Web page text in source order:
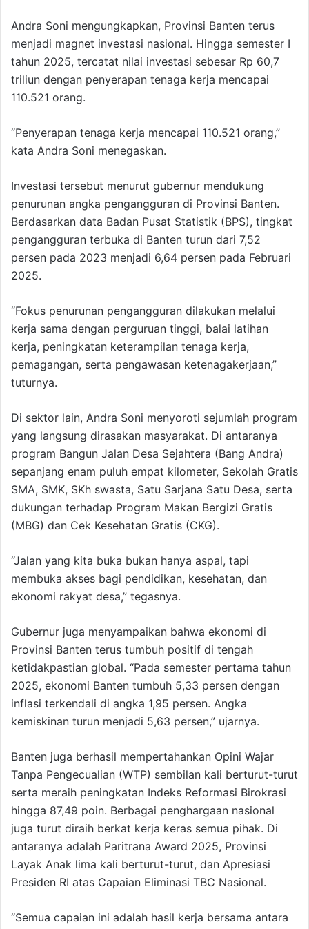
Andra Soni mengungkapkan, Provinsi Banten terus
menjadi magnet investasi nasional. Hingga semester I
tahun 2025, tercatat nilai investasi sebesar Rp 60,7
triliun dengan penyerapan tenaga kerja mencapai
110.521 orang.
“Penyerapan tenaga kerja mencapai 110.521 orang,”
kata Andra Soni menegaskan.
Investasi tersebut menurut gubernur mendukung
penurunan angka pengangguran di Provinsi Banten.
Berdasarkan data Badan Pusat Statistik (BPS), tingkat
pengangguran terbuka di Banten turun dari 7,52
persen pada 2023 menjadi 6,64 persen pada Februari
2025.
“Fokus penurunan pengangguran dilakukan melalui
kerja sama dengan perguruan tinggi, balai latihan
kerja, peningkatan keterampilan tenaga kerja,
pemagangan, serta pengawasan ketenagakerjaan,”
tuturnya.
Di sektor lain, Andra Soni menyoroti sejumlah program
yang langsung dirasakan masyarakat. Di antaranya
program Bangun Jalan Desa Sejahtera (Bang Andra)
sepanjang enam puluh empat kilometer, Sekolah Gratis
SMA, SMK, SKh swasta, Satu Sarjana Satu Desa, serta
dukungan terhadap Program Makan Bergizi Gratis
(MBG) dan Cek Kesehatan Gratis (CKG).
“Jalan yang kita buka bukan hanya aspal, tapi
membuka akses bagi pendidikan, kesehatan, dan
ekonomi rakyat desa,” tegasnya.
Gubernur juga menyampaikan bahwa ekonomi di
Provinsi Banten terus tumbuh positif di tengah
ketidakpastian global. “Pada semester pertama tahun
2025, ekonomi Banten tumbuh 5,33 persen dengan
inflasi terkendali di angka 1,95 persen. Angka
kemiskinan turun menjadi 5,63 persen,” ujarnya.
Banten juga berhasil mempertahankan Opini Wajar
Tanpa Pengecualian (WTP) sembilan kali berturut-turut
serta meraih peningkatan Indeks Reformasi Birokrasi
hingga 87,49 poin. Berbagai penghargaan nasional
juga turut diraih berkat kerja keras semua pihak. Di
antaranya adalah Paritrana Award 2025, Provinsi
Layak Anak lima kali berturut-turut, dan Apresiasi
Presiden RI atas Capaian Eliminasi TBC Nasional.
“Semua capaian ini adalah hasil kerja bersama antara